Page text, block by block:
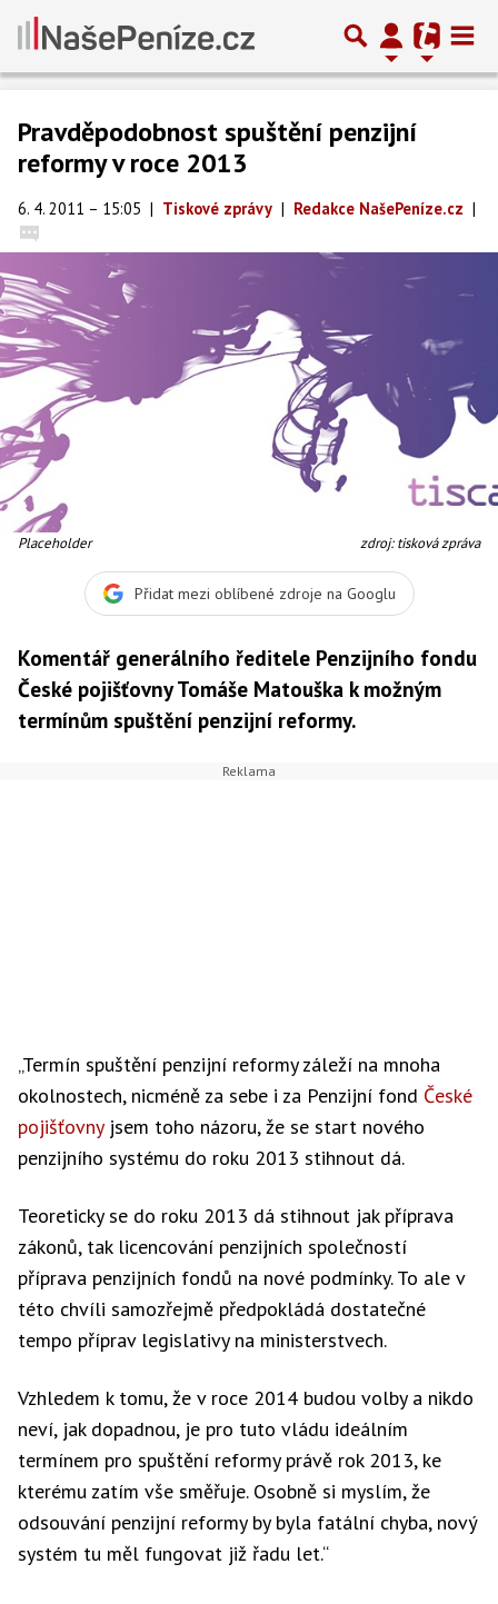
Pravděpodobnost spuštění penzijní
reformy v roce 2013
6. 4. 2011 – 15:05 | Tiskové zprávy | Redakce NašePeníze.cz |
Placeholder zdroj: tisková zpráva
Přidat mezi oblíbené zdroje na Googlu
Komentář generálního ředitele Penzijního fondu
České pojišťovny Tomáše Matouška k možným
termínům spuštění penzijní reformy.
„Termín spuštění penzijní reformy záleží na mnoha
okolnostech, nicméně za sebe i za Penzijní fond České
pojišťovnyjsem toho názoru, že se start nového
penzijního systému do roku 2013 stihnout dá.
Teoreticky se do roku 2013 dá stihnout jak příprava
zákonů, tak licencování penzijních společností
příprava penzijních fondů na nové podmínky. To ale v
této chvíli samozřejmě předpokládá dostatečné
tempo příprav legislativy na ministerstvech.
Vzhledem k tomu, že v roce 2014 budou volby a nikdo
neví, jak dopadnou, je pro tuto vládu ideálním
termínem pro spuštění reformy právě rok 2013, ke
kterému zatím vše směřuje. Osobně si myslím, že
odsouvání penzijní reformy by byla fatální chyba, nový
systém tu měl fungovat již řadu let.“